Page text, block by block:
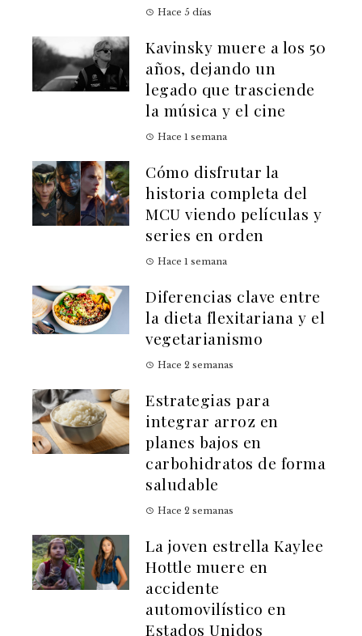
Hace 5 días
Kavinsky muere a los 50
años, dejando un
legado que trasciende
la música y el cine
Hace 1 semana
Cómo disfrutar la
historia completa del
MCU viendo películas y
series en orden
Hace 1 semana
Diferencias clave entre
la dieta flexitariana y el
vegetarianismo
Hace 2 semanas
Estrategias para
integrar arroz en
planes bajos en
carbohidratos de forma
saludable
Hace 2 semanas
La joven estrella Kaylee
Hottle muere en
accidente
automovilístico en
Estados Unidos